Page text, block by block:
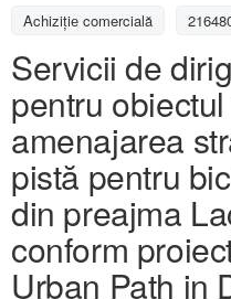
Achizițiе comercială
Servicii de
pentru
amenajarea
pistă pentru
din preajma
conform
Urban Path in